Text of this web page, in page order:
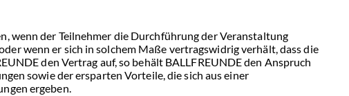
wenn der Teilnehmer die Durchführung der Veranstaltung
wenn er sich in solchem Maße vertragswidrig verhält, dass die
den Vertrag auf, so behält BALLFREUNDE den Anspruch
sowie der ersparten Vorteile, die sich aus einer
ergeben.